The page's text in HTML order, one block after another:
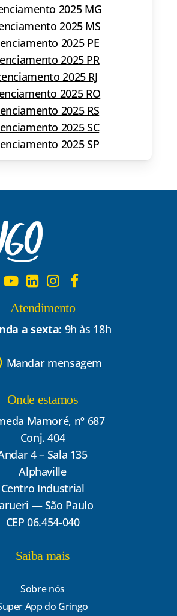
2025 MG
2025 MS
2025 PE
2025 PR
2025 RJ
2025 RO
2025 RS
2025 SC
2025 SP
Atendimento
a sexta: 9h às 18h
Mandar mensagem
Onde estamos
Mamoré, nº 687
Conj. 404
4 – Sala 135
Alphaville
Centro Industrial
— São Paulo
CEP 06.454-040
Saiba mais
Sobre nós
App do Gringo